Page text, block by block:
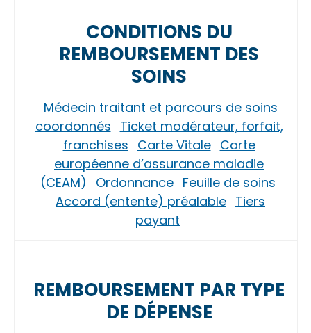
CONDITIONS DU
REMBOURSEMENT DES
SOINS
Médecin traitant et parcours de soins
coordonnés Ticket modérateur, forfait,
franchises Carte Vitale Carte
européenne d’assurance maladie
(CEAM)
Ordonnance Feuille de soins
Accord (entente) préalable Tiers
payant
REMBOURSEMENT PAR TYPE
DE DÉPENSE